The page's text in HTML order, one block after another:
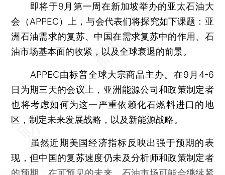
即将于9月第一周在新加坡举办的亚太石油大
会（APPEC）上，与会代表们将探究如下课题：亚
洲石油需求的复苏、中国在需求复苏中的作用、石
油市场基本面的收紧，以及全球衰退的前景。
APPEC由标普全球大宗商品主办。在9月4-6
日为期三天的会议上，亚洲能源公司和政策制定者
也将考虑如何为这一严重依赖化石燃料进口的地
区，制定未来发展战略，以及新能源战略。
虽然近期美国经济指标反映出强于预期的表
现，但中国的复苏速度仍未及分析师和政策制定者
的预期，在可预见的未来，石油市场可能会继续紧